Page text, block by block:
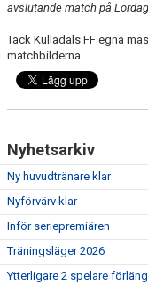
avslutande match på
Tack Kulladals FF egna
matchbilderna.
Nyhetsarkiv
Ny huvudtränare klar
Nyförvärv klar
Inför seriepremiären
Träningsläger 2026
Ytterligare 2 spelare